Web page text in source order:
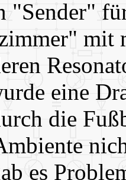
"Sender"
mit
eine
die
es